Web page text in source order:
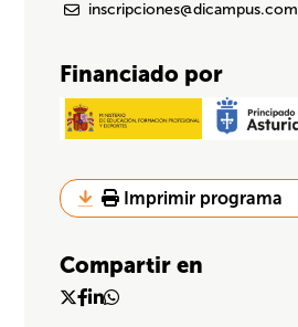
inscripciones@dicampus.com
Financiado por
Imprimir programa
Compartir en